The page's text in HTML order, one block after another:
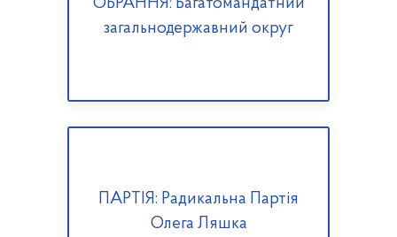
ОБРАННЯ: Багатомандатний
загальнодержавний округ
ПАРТІЯ: Радикальна Партія
Олега Ляшка